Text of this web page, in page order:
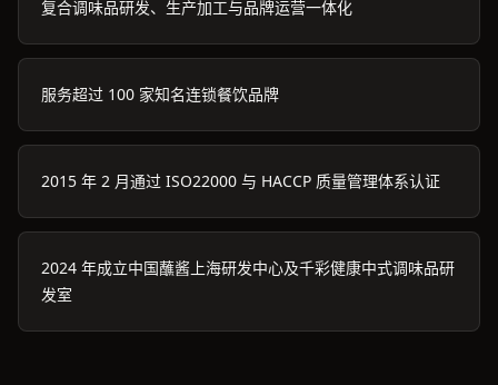
复合调味品研发、生产加工与品牌运营一体化
服务超过 100 家知名连锁餐饮品牌
2015 年 2 月通过 ISO22000 与 HACCP 质量管理体系认证
2024 年成立中国蘸酱上海研发中心及千彩健康中式调味品研
发室